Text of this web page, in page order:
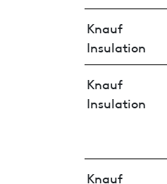
Knauf
Insulation
Knauf
Insulation
Knauf